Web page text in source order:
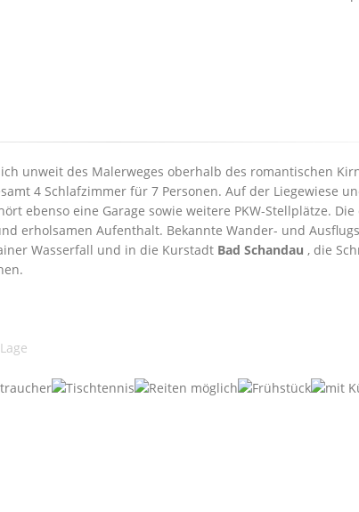
unweit des Malerweges oberhalb des romantischen
4 Schlafzimmer für 7 Personen. Auf der Liegewiese
ebenso eine Garage sowie weitere PKW-Stellplätze. Die
erholsamen Aufenthalt. Bekannte Wander- und
Wasserfall und in die Kurstadt Bad Schandau , die